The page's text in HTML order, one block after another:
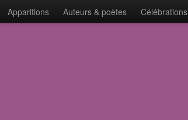
Apparitions Auteurs & poètes Célébrations